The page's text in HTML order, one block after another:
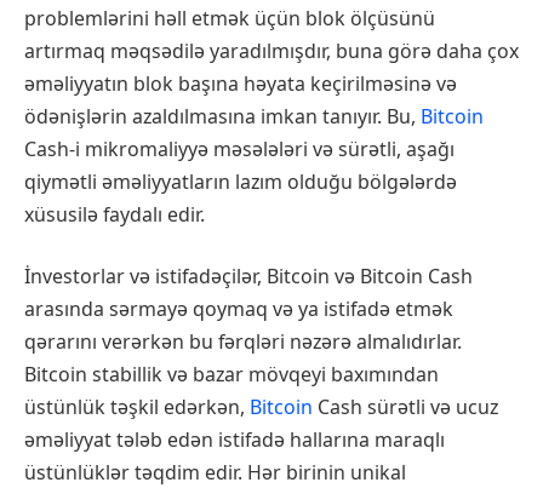
problemlərini həll etmək üçün blok ölçüsünü
artırmaq məqsədilə yaradılmışdır, buna görə daha çox
əməliyyatın blok başına həyata keçirilməsinə və
ödənişlərin azaldılmasına imkan tanıyır. Bu, Bitcoin
Cash-i mikromaliyyə məsələləri və sürətli, aşağı
qiymətli əməliyyatların lazım olduğu bölgələrdə
xüsusilə faydalı edir.
İnvestorlar və istifadəçilər, Bitcoin və Bitcoin Cash
arasında sərmayə qoymaq və ya istifadə etmək
qərarını verərkən bu fərqləri nəzərə almalıdırlar.
Bitcoin stabillik və bazar mövqeyi baxımından
üstünlük təşkil edərkən, Bitcoin Cash sürətli və ucuz
əməliyyat tələb edən istifadə hallarına maraqlı
üstünlüklər təqdim edir. Hər birinin unikal